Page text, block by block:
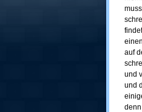
auf
und
und